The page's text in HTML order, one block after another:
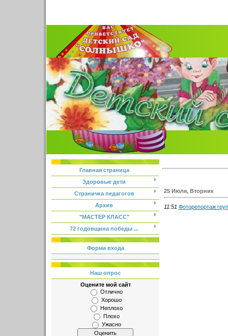
Главная страница
Здоровые дети
Страничка педагогов
Архив
"МАСТЕР КЛАСС"
72 годовщина победы ...
Форма входа
Наш опрос
Оцените мой сайт
Отлично
Хорошо
Неплохо
Плохо
Ужасно
25 Июля, Вторник
11:51 Фоторепортаж